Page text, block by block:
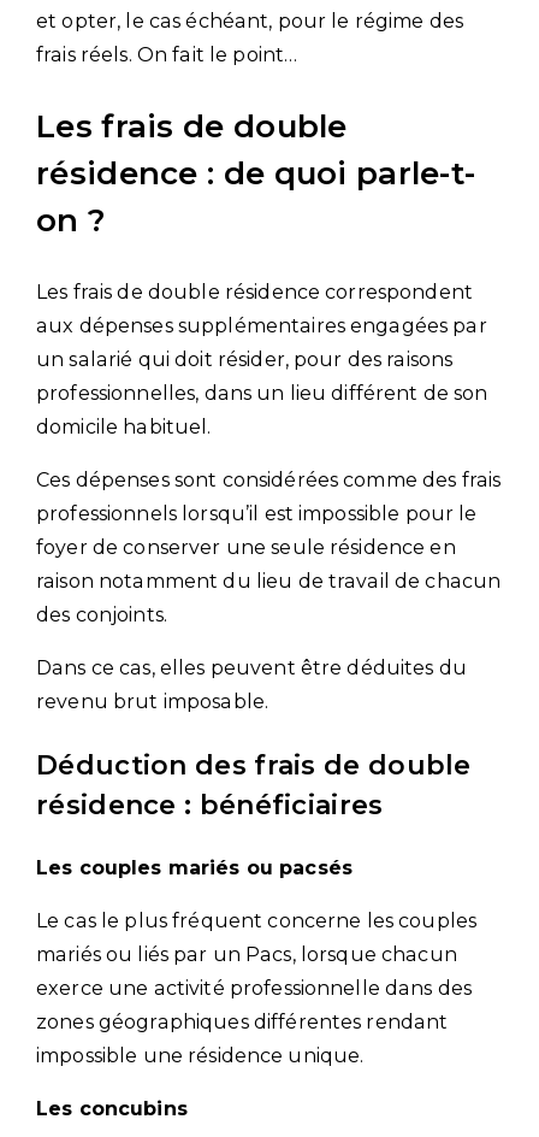
et opter, le cas échéant, pour le régime des
frais réels. On fait le point…
Les frais de double
résidence : de quoi parle-t-
on ?
Les frais de double résidence correspondent
aux dépenses supplémentaires engagées par
un salarié qui doit résider, pour des raisons
professionnelles, dans un lieu différent de son
domicile habituel.
Ces dépenses sont considérées comme des frais
professionnels lorsqu’il est impossible pour le
foyer de conserver une seule résidence en
raison notamment du lieu de travail de chacun
des conjoints.
Dans ce cas, elles peuvent être déduites du
revenu brut imposable.
Déduction des frais de double
résidence : bénéficiaires
Les couples mariés ou pacsés
Le cas le plus fréquent concerne les couples
mariés ou liés par un Pacs, lorsque chacun
exerce une activité professionnelle dans des
zones géographiques différentes rendant
impossible une résidence unique.
Les concubins